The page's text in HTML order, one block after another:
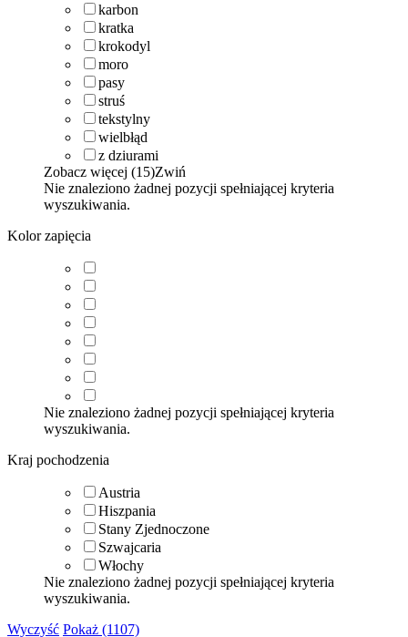
karbon
kratka
krokodyl
moro
pasy
struś
tekstylny
wielbłąd
z dziurami
Zobacz więcej (15)Zwiń
Nie znaleziono żadnej pozycji spełniającej kryteria
wyszukiwania.
Kolor zapięcia
Nie znaleziono żadnej pozycji spełniającej kryteria
wyszukiwania.
Kraj pochodzenia
Austria
Hiszpania
Stany Zjednoczone
Szwajcaria
Włochy
Nie znaleziono żadnej pozycji spełniającej kryteria
wyszukiwania.
Wyczyść Pokaż (1107)